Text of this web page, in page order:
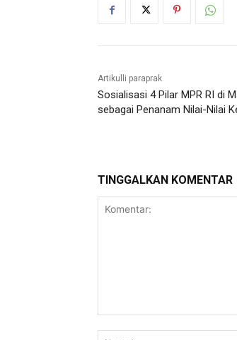
Artikulli paraprak
Sosialisasi 4 Pilar MPR RI di
sebagai Penanam Nilai-Nilai
TINGGALKAN KOMENTAR